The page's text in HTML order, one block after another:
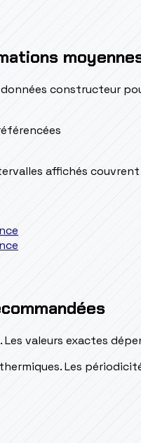
constructeur
affichés
Les valeurs exactes
Les